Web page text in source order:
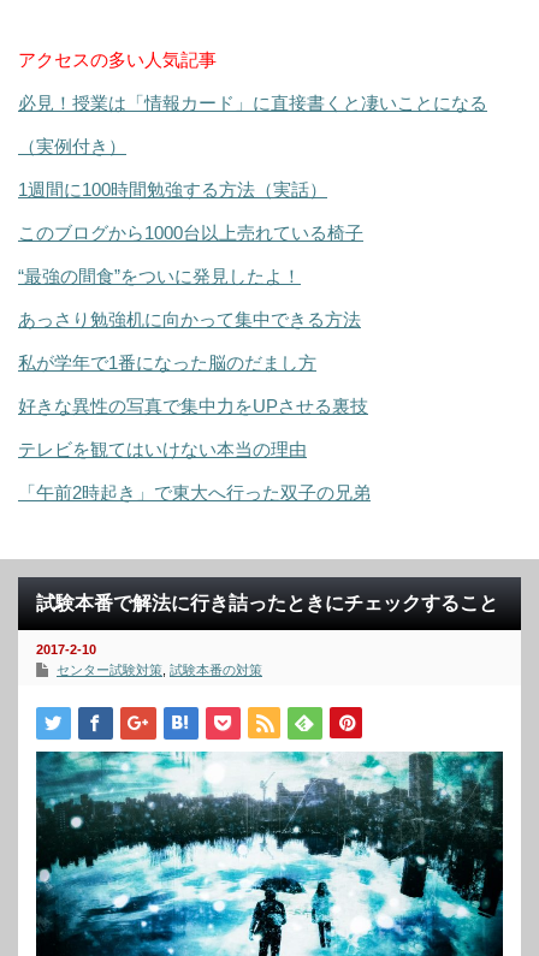
アクセスの多い人気記事
必見！授業は「情報カード」に直接書くと凄いことになる
（実例付き）
1週間に100時間勉強する方法（実話）
このブログから1000台以上売れている椅子
“最強の間食”をついに発見したよ！
あっさり勉強机に向かって集中できる方法
私が学年で1番になった脳のだまし方
好きな異性の写真で集中力をUPさせる裏技
テレビを観てはいけない本当の理由
「午前2時起き」で東大へ行った双子の兄弟
試験本番で解法に行き詰ったときにチェックすること
2017-2-10
センター試験対策 試験本番の対策